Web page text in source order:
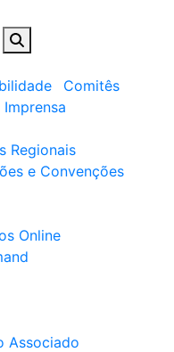
Comitês
Imprensa
Regionais
e Convenções
Online
Associado